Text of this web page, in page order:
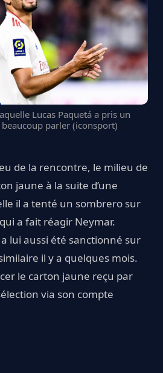
Lucas Paquetá a pris un
parler (iconsport)
de la rencontre, le milieu de
jaune à la suite d’une
il a tenté un sombrero sur
a fait réagir Neymar.
lui aussi été sanctionné sur
il y a quelques mois.
le carton jaune reçu par
via son compte